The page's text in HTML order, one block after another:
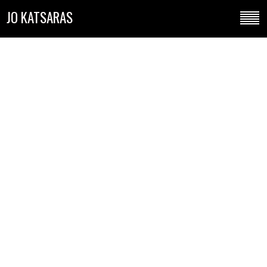
JO KATSARAS